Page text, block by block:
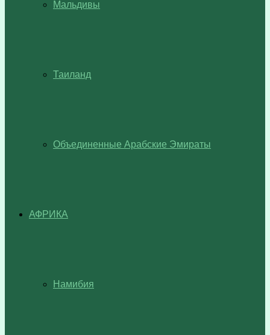
Мальдивы
Таиланд
Объединенные Арабские Эмираты
АФРИКА
Намибия